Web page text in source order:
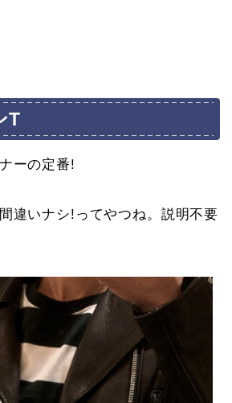
T
ーの定番!
違いナシ!ってやつね。説明不要